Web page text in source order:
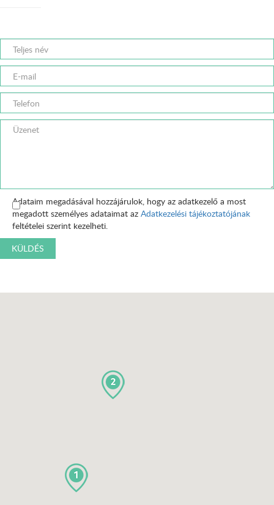
Adataim megadásával hozzájárulok, hogy az adatkezelő a most
megadott személyes adataimat az Adatkezelési tájékoztatójának
feltételei szerint kezelheti.
KÜLDÉS